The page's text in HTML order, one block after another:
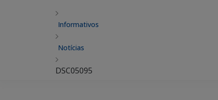
Informativos
Notícias
DSC05095